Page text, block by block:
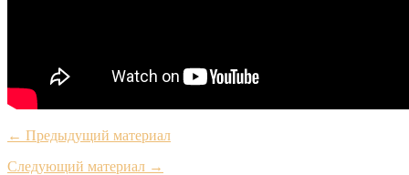
← Предыдущий материал
Следующий материал →